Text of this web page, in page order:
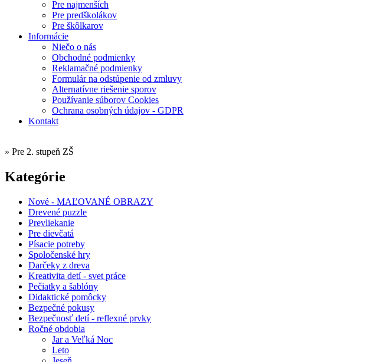
Pre najmenších
Pre predškolákov
Pre škôlkarov
Informácie
Niečo o nás
Obchodné podmienky
Reklamačné podmienky
Formulár na odstúpenie od zmluvy
Alternatívne riešenie sporov
Používanie súborov Cookies
Ochrana osobných údajov - GDPR
Kontakt
» Pre 2. stupeň ZŠ
Kategórie
Nové - MAĽOVANÉ OBRAZY
Drevené puzzle
Prevliekanie
Pre dievčatá
Písacie potreby
Spoločenské hry
Darčeky z dreva
Kreativita detí - svet práce
Pečiatky a šablóny
Didaktické pomôcky
Bezpečné pokusy
Bezpečnosť detí - reflexné prvky
Ročné obdobia
Jar a Veľká Noc
Leto